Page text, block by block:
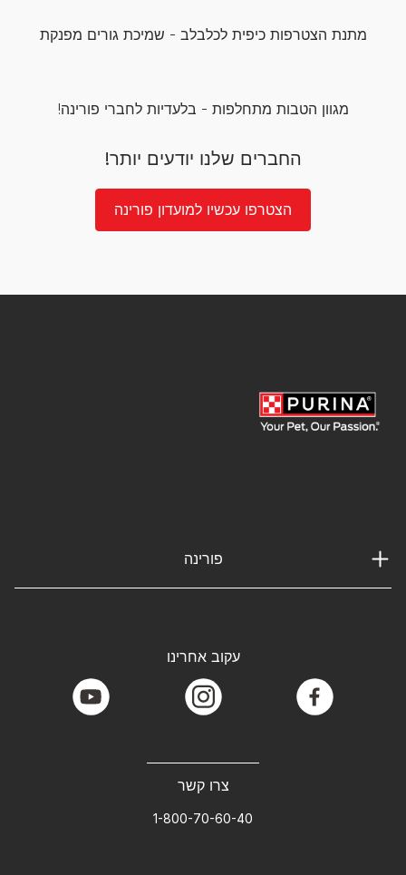
מתנת הצטרפות כיפית לכלבלב - שמיכת גורים מפנקת
מגוון הטבות מתחלפות - בלעדיות לחברי פורינה!
החברים שלנו יודעים יותר!
הצטרפו עכשיו למועדון פורינה
פורינה
צרו קשר
1-800-70-60-40
עקוב אחרינו
facebook
instagram
youtube